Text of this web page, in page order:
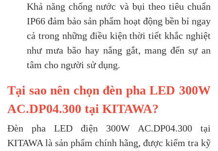
Khả năng chống nước và bụi theo tiêu chuẩn
IP66 đảm bảo sản phẩm hoạt động bền bỉ ngay
cả trong những điều kiện thời tiết khắc nghiệt
như mưa bão hay nắng gắt, mang đến sự an
tâm cho người sử dụng.
Tại sao nên chọn đèn pha LED 300W
AC.DP04.300 tại KITAWA?
Đèn pha LED điện 300W AC.DP04.300 tại
KITAWA là sản phẩm chính hãng, được kiểm tra kỹ